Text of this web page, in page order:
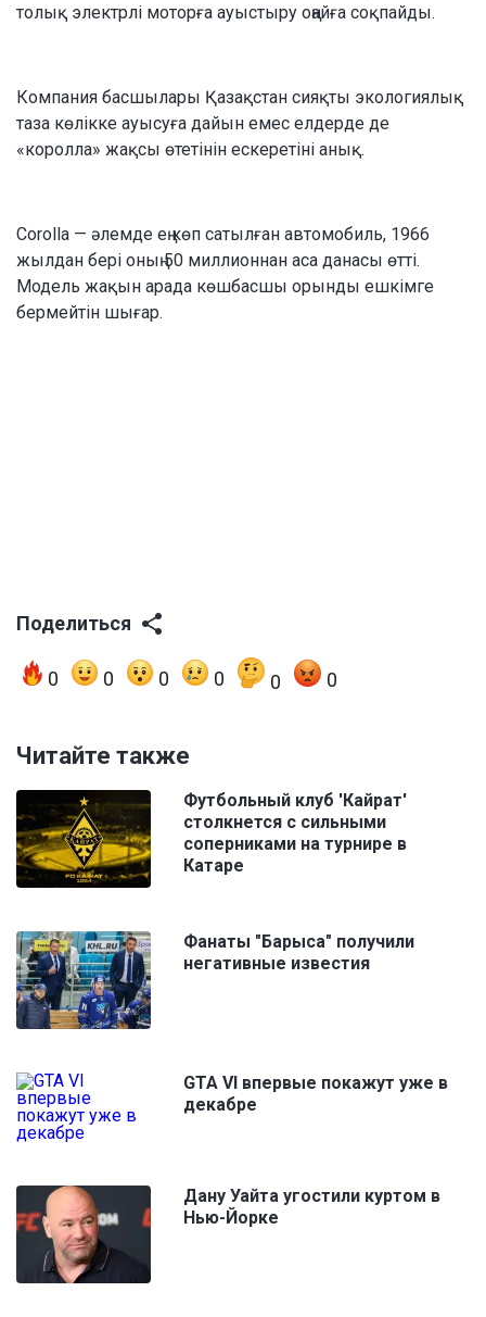
толық электрлі моторға ауыстыру оңайға соқпайды.
Компания басшылары Қазақстан сияқты экологиялық
таза көлікке ауысуға дайын емес елдерде де
«королла» жақсы өтетінін ескеретіні анық.
Corolla — әлемде ең көп сатылған автомобиль, 1966
жылдан бері оның 50 миллионнан аса данасы өтті.
Модель жақын арада көшбасшы орынды ешкімге
бермейтін шығар.
Поделиться
0 0 0 0 0 0
Читайте также
Футбольный клуб 'Кайрат'
столкнется с сильными
соперниками на турнире в
Катаре
Фанаты "Барыса" получили
негативные известия
GTA VI впервые покажут уже в
декабре
Дану Уайта угостили куртом в
Нью-Йорке